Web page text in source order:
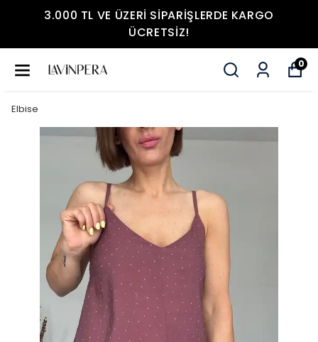
3.000 TL VE ÜZERI SIPARIŞLERDE KARGO
ÜCRETSIZ!
0
Elbise